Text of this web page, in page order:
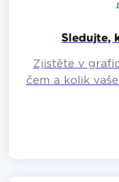
Sledujte,
Zjistěte v
čem a kolik